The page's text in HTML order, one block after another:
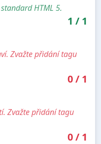
HTML 5.
1 / 1
Zvažte přidání tagu
0/ 1
Zvažte přidání tagu
0/ 1